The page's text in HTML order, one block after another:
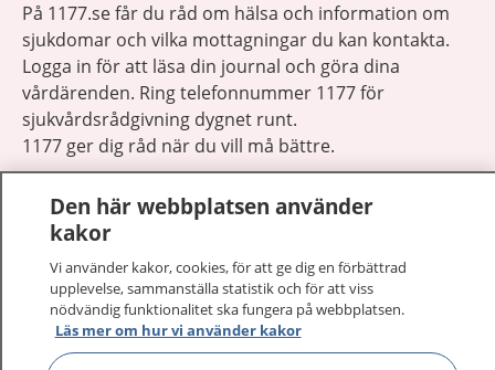
På 1177.se får du råd om hälsa och information om
sjukdomar och vilka mottagningar du kan kontakta.
Logga in för att läsa din journal och göra dina
vårdärenden. Ring telefonnummer 1177 för
sjukvårdsrådgivning dygnet runt.
1177 ger dig råd när du vill må bättre.
1177 på flera språk
Om 1177
Den här webbplatsen använder
kakor
Vi använder kakor, cookies, för att ge dig en förbättrad
upplevelse, sammanställa statistik och för att viss
nödvändig funktionalitet ska fungera på webbplatsen.
Läs mer om hur vi använder kakor